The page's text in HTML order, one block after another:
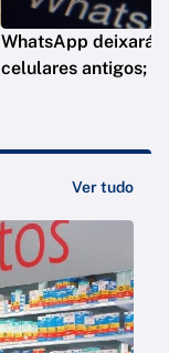
WhatsApp deixará
celulares antigos;
Ver tudo